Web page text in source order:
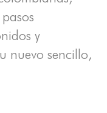
y
nuevo sencillo,